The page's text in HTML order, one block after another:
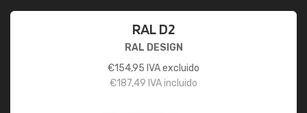
RAL D2
RAL DESIGN
€154,95 IVA excluido
€187,49 IVA incluido